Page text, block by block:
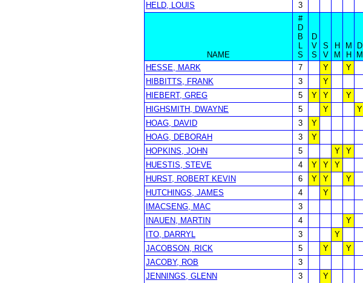
HELD, LOUIS
3
NAME
#
D
B
L
S
D
V
S
S
V
H
M
M
H
D
M
HESSE, MARK
7 Y Y
HIBBITTS, FRANK
3 Y
HIEBERT, GREG
5 Y Y Y
HIGHSMITH, DWAYNE
5 Y Y
HOAG, DAVID
3 Y
HOAG, DEBORAH
3 Y
HOPKINS, JOHN
5 Y Y
HUESTIS, STEVE
4 Y Y Y
HURST, ROBERT KEVIN
6 Y Y Y
HUTCHINGS, JAMES
4 Y
IMACSENG, MAC
3
INAUEN, MARTIN
4 Y
ITO, DARRYL
3 Y
JACOBSON, RICK
5 Y Y
JACOBY, ROB
3
JENNINGS, GLENN
3 Y